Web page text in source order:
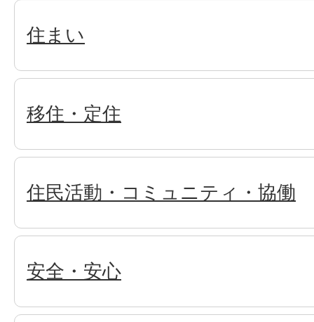
住まい
移住・定住
住民活動・コミュニティ・協働
安全・安心